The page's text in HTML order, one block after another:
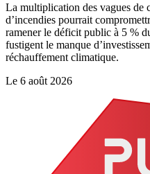
La multiplication des vagues de
d’incendies pourrait
ramener le déficit public à 5 %
fustigent le manque
réchauffement climatique.
Le 6 août 2026